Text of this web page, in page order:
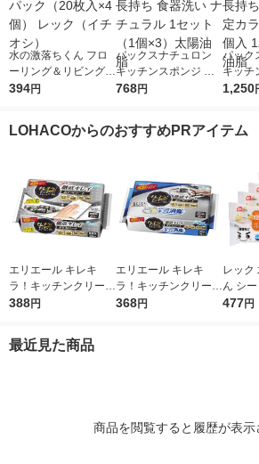
水の激落ちくん フロ
ーリング＆リビング用
シート 1パック（20枚
394円
パックスナチュロン
キッチンスポンジ 水
切れがよい 長持ち 食
油脂
768円
パック
キッチ
切れが
陽油脂
1,250
LOHACOからのおすすめPRアイテム
エリエール キレキ
ラ！キッチンクリーナ
ー 徹底キレイ おそう
388円
エリエール キレキ
ラ！キッチンクリーナ
ー 捨てるだけで生ゴ
368円
レック
ん シー
ンロ（
477円
最近見た商品
商品を閲覧すると履歴が表示